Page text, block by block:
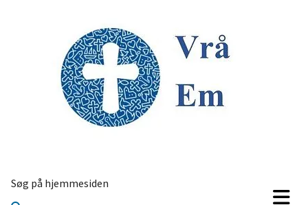
Søg på hjemmesiden